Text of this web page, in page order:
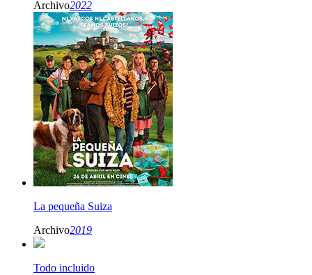
Archivo2022
La pequeña Suiza
Archivo2019
Todo incluido